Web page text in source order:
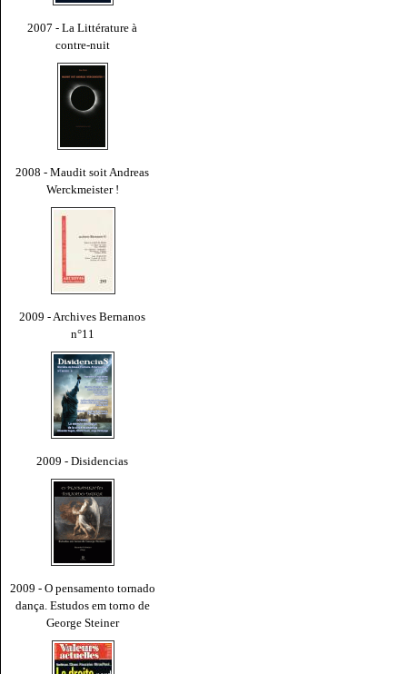
2007 - La Littérature à
contre-nuit
2008 - Maudit soit Andreas
Werckmeister !
2009 - Archives Bernanos
n°11
2009 - Disidencias
2009 - O pensamento tornado
dança. Estudos em torno de
George Steiner